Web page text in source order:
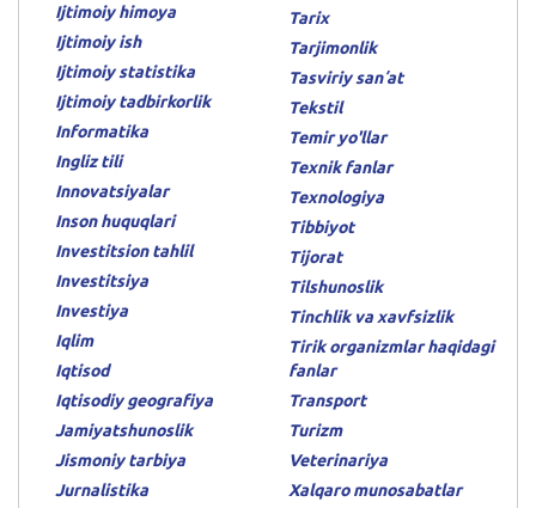
Ijtimoiy himoya
Ijtimoiy ish
Ijtimoiy statistika
Ijtimoiy tadbirkorlik
Informatika
Ingliz tili
Innovatsiyalar
Inson huquqlari
Investitsion tahlil
Investitsiya
Investiya
Iqlim
Iqtisod
Iqtisodiy geografiya
Jamiyatshunoslik
Jismoniy tarbiya
Jurnalistika
Tarix
Tarjimonlik
Tasviriy sanʼat
Tekstil
Temir yo'llar
Texnik fanlar
Texnologiya
Tibbiyot
Tijorat
Tilshunoslik
Tinchlik va xavfsizlik
Tirik organizmlar haqidagi
fanlar
Transport
Turizm
Veterinariya
Xalqaro munosabatlar